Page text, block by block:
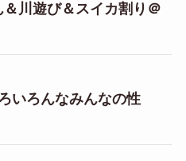
＆川遊び＆スイカ割り＠
いろんなみんなの性